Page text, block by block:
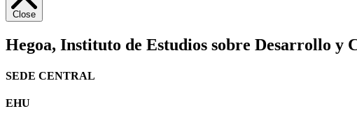
Close
Hegoa, Instituto de Estudios sobre Desarrollo y
SEDE CENTRAL
EHU